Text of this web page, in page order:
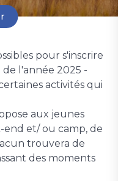
pour s'inscrire
l'année 2025 -
activités qui
aux jeunes
et/ ou camp, de
trouvera de
des moments